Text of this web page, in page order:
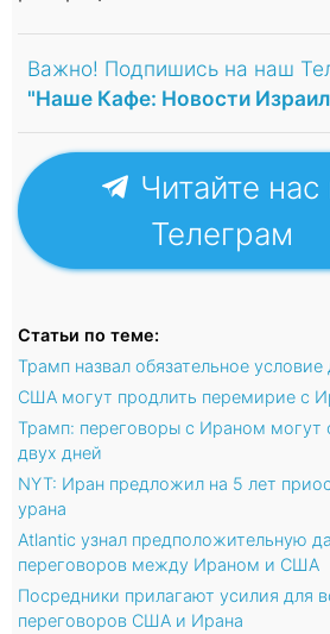
Важно! Подпишись на наш
"Наше Кафе: Новости
Читайте нас
Телеграм
Статьи по теме:
Трамп назвал обязательное
США могут продлить перемирие с
Трамп: переговоры с Ираном могут
двух дней
NYT: Иран предложил на 5 лет
урана
Atlantic узнал предположительную
переговоров между Ираном и США
Посредники прилагают усилия для
переговоров США и Ирана